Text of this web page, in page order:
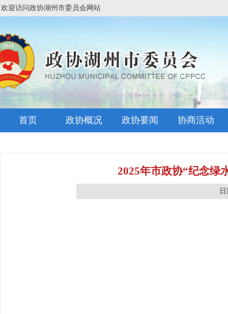
欢迎访问政协湖州市委员会网站
首页 政协概况 政协要闻 协商活动
2025年市政协“纪念绿